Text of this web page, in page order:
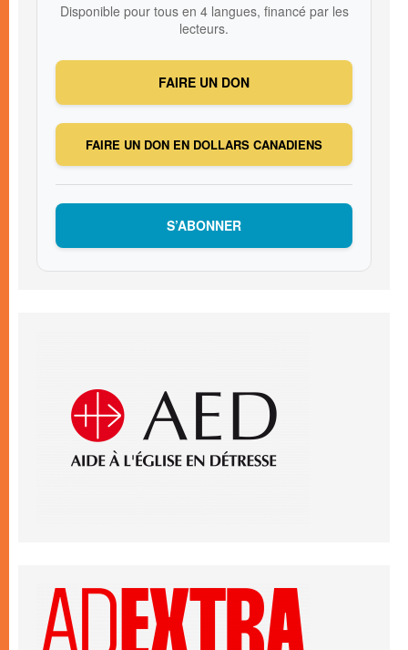
Disponible pour tous en 4 langues, financé par les
lecteurs.
FAIRE UN DON
FAIRE UN DON EN DOLLARS CANADIENS
S’ABONNER